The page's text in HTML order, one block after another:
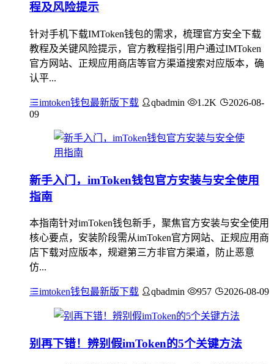
程及风险提示
针对手机下载IMToken钱包的需求，梳理官方安全下载
教程及关键风险提示，官方教程指引用户通过IMToken
官方网站、正规应用商店等官方渠道搜索对应版本，确
认平...
imtoken钱包最新版下载 qbadmin 1.2K
2026-08-
09
新手入门，imToken钱包官方安装与安全使用
指南
本指南针对imToken钱包新手，聚焦官方安装与安全使用
核心要点，安装阶段需从imToken官方网站、正规应用商
店下载对应版本，规避第三方非官方渠道，防止恶意
仿...
imtoken钱包最新版下载 qbadmin 957 2026-08-09
别再下错！辨别假imToken的5个关键方法